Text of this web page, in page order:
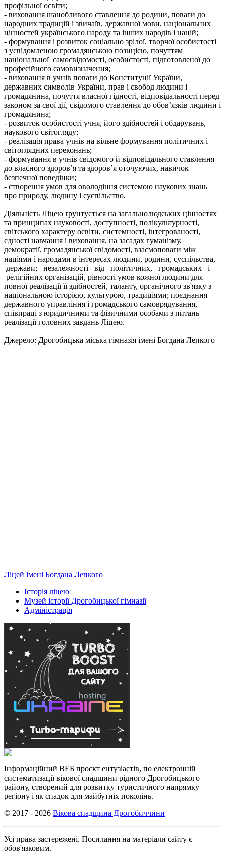
профільної освіти;
- виховання шанобливого ставлення до родини, поваги до
народних традицій і звичаїв, державної мови, національних
цінностей українського народу та інших народів і націй;
- формування і розвиток соціально зрілої, творчої особистості
з усвідомленою громадянською позицією, почуттям
національної самосвідомості, особистості, підготовленої до
професійного самовизначення;
- виховання в учнів поваги до Конституції України,
державних символів України, прав і свобод людини і
громадянина, почуття власної гідності, відповідальності перед
законом за свої дії, свідомого ставлення до обов’язків людини і
громадянина;
- розвиток особистості учня, його здібностей і обдарувань,
наукового світогляду;
- реалізація права учнів на вільне формування політичних і
світоглядних переконань;
- формування в учнів свідомого й відповідального ставлення
до власного здоров’я та здоров’я оточуючих, навичок
безпечної поведінки;
- створення умов для оволодіння системою наукових знань
про природу, людину і суспільство.
Діяльність Ліцею ґрунтується на загальнолюдських цінностях
та принципах науковості, доступності, полікультурності,
світського характеру освіти, системності, інтегрованості,
єдності навчання і виховання, на засадах гуманізму,
демократії, громадянської свідомості, взаємоповаги між
націями і народами в інтересах людини, родини, суспільства,
держави; незалежності від політичних, громадських і
релігійних організацій, рівності умов кожної людини для
повної реалізації її здібностей, таланту, органічного зв'язку з
національною історією, культурою, традиціями; поєднання
державного управління і громадського самоврядування,
співпраці з юридичними та фізичними особами з питань
реалізації головних завдань Ліцею.
Джерело: Дрогобицька міська гімназія імені Богдана Лепкого
Ліцей імені Богдана Лепкого
Історія ліцею
Музей історії Дрогобицької гімназії
Адміністрація
Інформаційний ВЕБ проєкт ентузіастів, по електронній
систематизації вікової спадщини рідного Дрогобицького
району, створений для розвитку туристичного напрямку
регіону і як спадок для майбутніх поколінь.
© 2017 - 2026 Вікова спадщина Дрогобиччини
Усі права застережені. Посилання на матеріали сайту є
обов'язковим.